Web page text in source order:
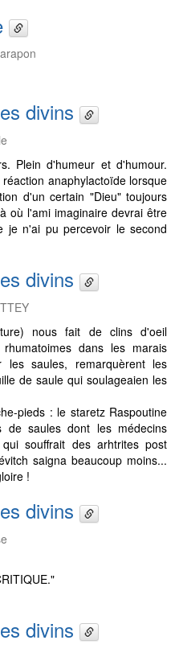
divins
Plein d'humeur et d'humour.
anaphylactoïde lorsque
d'un certain "Dieu" toujours
où l'ami imaginaire devrai être
je n'ai pu percevoir le second
divins
nous fait de clins d'oeil
dans les marais
saules, remarquèrent les
de saule qui soulageaien les
pieds : le staretz Raspoutine
de saules dont les médecins
souffrait des arhtrites post
saigna beaucoup moins...
!
divins
divins